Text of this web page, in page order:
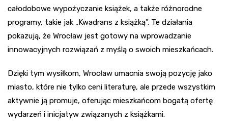
całodobowe wypożyczanie książek, a także różnorodne
programy, takie jak „Kwadrans z książką”. Te działania
pokazują, że Wrocław jest gotowy na wprowadzanie
innowacyjnych rozwiązań z myślą o swoich mieszkańcach.
Dzięki tym wysiłkom, Wrocław umacnia swoją pozycję jako
miasto, które nie tylko ceni literaturę, ale przede wszystkim
aktywnie ją promuje, oferując mieszkańcom bogatą ofertę
wydarzeń i inicjatyw związanych z książkami.